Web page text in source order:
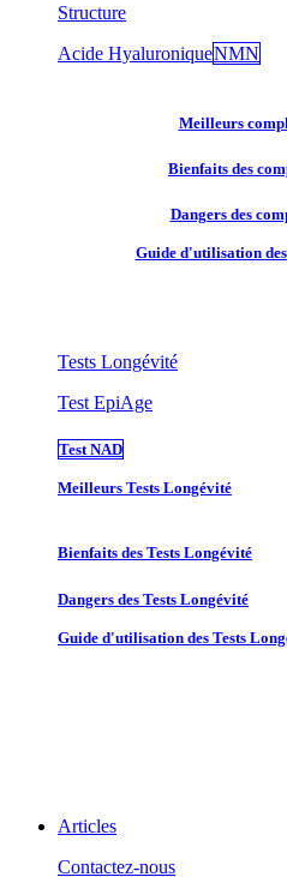
Structure
Acide HyaluroniqueNMN
Meilleurs
Bienfaits des
Dangers des
Guide d'utilisation
Tests Longévité
Test EpiAge
Test NAD
Meilleurs Tests Longévité
Bienfaits des Tests Longévité
Dangers des Tests Longévité
Guide d'utilisation des Tests
Articles
Contactez-nous